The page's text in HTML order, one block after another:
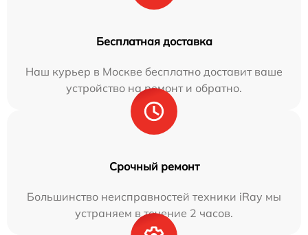
Бесплатная доставка
Наш курьер в Москве бесплатно доставит ваше
устройство на ремонт и обратно.
Срочный ремонт
Большинство неисправностей техники iRay мы
устраняем в течение 2 часов.